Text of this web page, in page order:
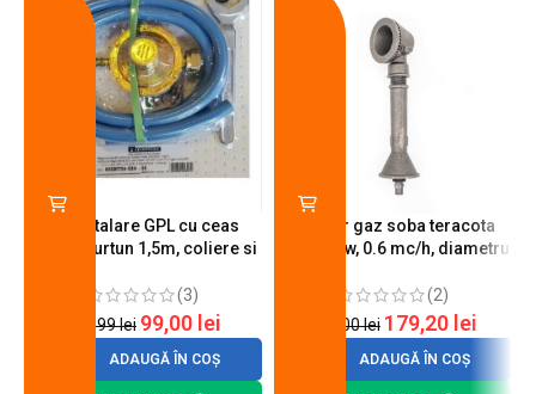
Kit instalare GPL cu ceas
butelie, furtun 1,5m, coliere si
(3)
120,99lei 99,00 lei
ADAUGĂ ÎN COȘ
Arzator gaz soba teracota
A600, 6 kw, 0.6 mc/h, diametru
(2)
200,00lei 179,20 lei
ADAUGĂ ÎN COȘ